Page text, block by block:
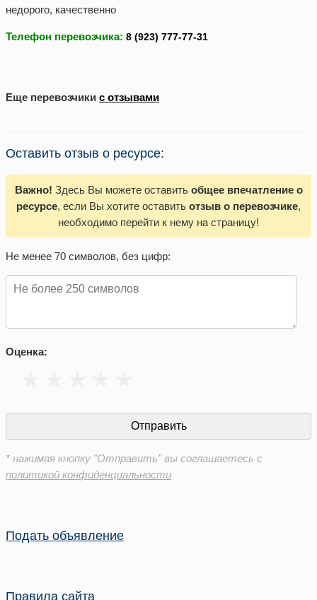
недорого, качественно
Телефон перевозчика:
Еще перевозчики с отзывами
Оставить отзыв о ресурсе:
Важно! Здесь Вы можете оставить общее впечатление о
ресурсе, если Вы хотите оставить отзыв о перевозчике,
необходимо перейти к нему на страницу!
Не менее 70 символов, без цифр:
Оценка:
* нажимая кнопку "Отправить" вы соглашаетесь с
политикой конфиденциальности
Подать объявление
Правила сайта